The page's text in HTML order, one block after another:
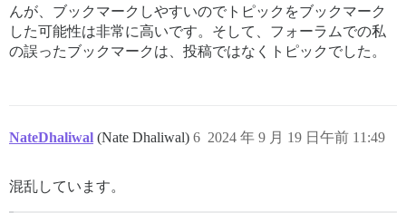
んが、ブックマークしやすいのでトピックをブックマーク
した可能性は非常に高いです。そして、フォーラムでの私
の誤ったブックマークは、投稿ではなくトピックでした。
NateDhaliwal (Nate Dhaliwal) 2024 年 9 月 19 日午前 11:49
6
混乱しています。